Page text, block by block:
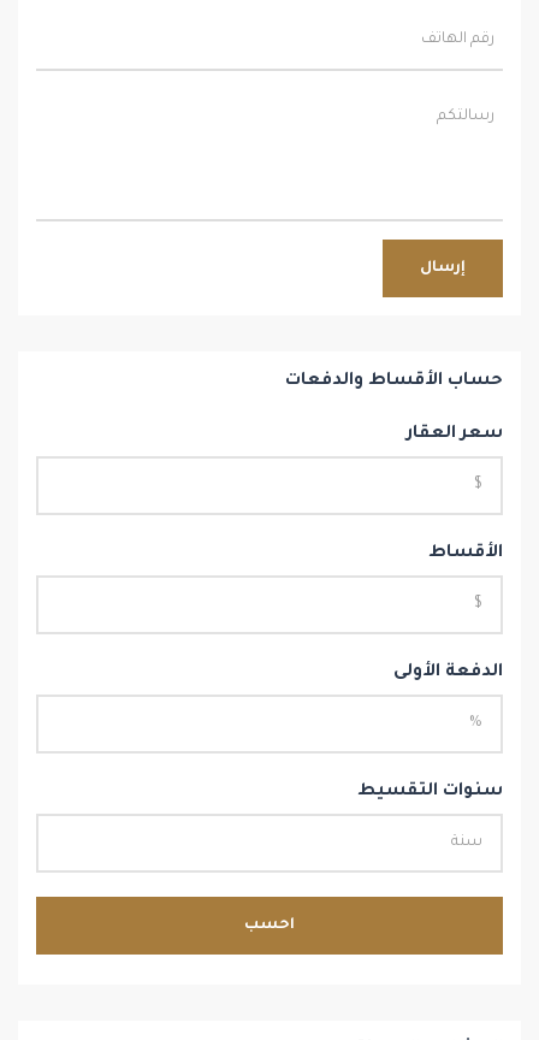
إرسال
حساب الأقساط والدفعات
سعر العقار
الأقساط
الدفعة الأولى
سنوات التقسيط
احسب